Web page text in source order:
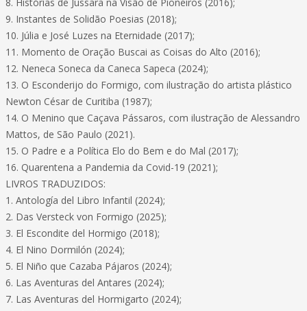
9. Instantes de Solidão Poesias (2018);
10. Júlia e José Luzes na Eternidade (2017);
11. Momento de Oração Buscai as Coisas do Alto (2016);
12. Neneca Soneca da Caneca Sapeca (2024);
13. O Esconderijo do Formigo, com ilustração do artista plástico
Newton César de Curitiba (1987);
14. O Menino que Caçava Pássaros, com ilustração de Alessandro
Mattos, de São Paulo (2021).
15. O Padre e a Política Elo do Bem e do Mal (2017);
16. Quarentena a Pandemia da Covid-19 (2021);
LIVROS TRADUZIDOS:
1. Antología del Libro Infantil (2024);
2. Das Versteck von Formigo (2025);
3. El Escondite del Hormigo (2018);
4. El Nino Dormilón (2024);
5. El Niño que Cazaba Pájaros (2024);
6. Las Aventuras del Antares (2024);
7. Las Aventuras del Hormigarto (2024);